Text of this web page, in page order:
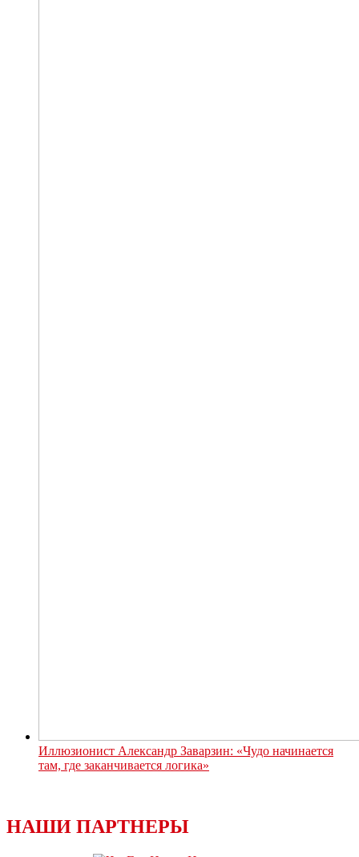
Иллюзионист Александр Заварзин: «Чудо начинается
там, где заканчивается логика»
НАШИ ПАРТНЕРЫ